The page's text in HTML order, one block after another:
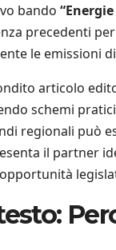
bando
precedenti
le emissioni di
articolo
schemi
regionali può
il partner